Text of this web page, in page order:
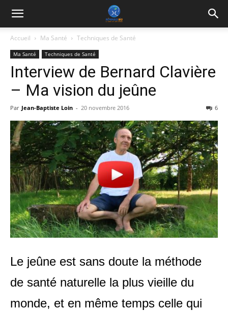
Accueil Ma Santé Techniques de Santé
Ma Santé Techniques de Santé
Interview de Bernard Clavière
– Ma vision du jeûne
Par Jean-Baptiste Loin - 20 novembre 2016 6
Le jeûne est sans doute la méthode
de santé naturelle la plus vieille du
monde, et en même temps celle qui